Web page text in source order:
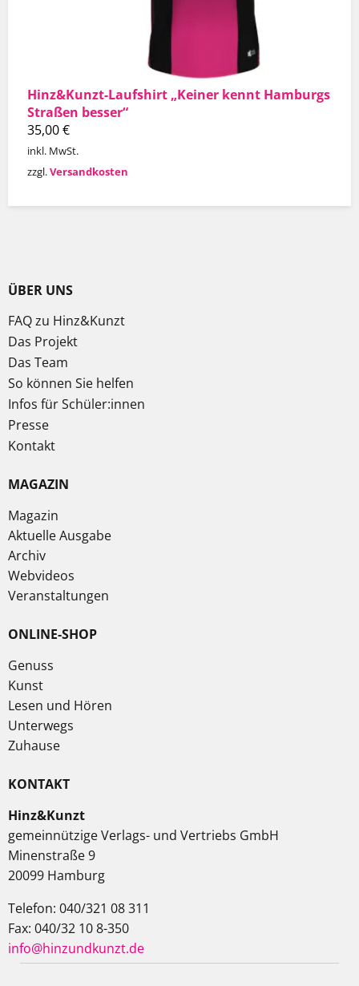
Hinz&Kunzt-Laufshirt „Keiner kennt Hamburgs
Straßen besser“
35,00€
inkl. MwSt.
zzgl.Versandkosten
ÜBER UNS
FAQ zu Hinz&Kunzt
Das Projekt
Das Team
So können Sie helfen
Infos für Schüler:innen
Presse
Kontakt
MAGAZIN
Magazin
Aktuelle Ausgabe
Archiv
Webvideos
Veranstaltungen
ONLINE-SHOP
Genuss
Kunst
Lesen und Hören
Unterwegs
Zuhause
KONTAKT
Hinz&Kunzt
gemeinnützige Verlags- und Vertriebs GmbH
Minenstraße 9
20099 Hamburg
Telefon: 040/321 08 311
Fax: 040/32 10 8-350
info@hinzundkunzt.de